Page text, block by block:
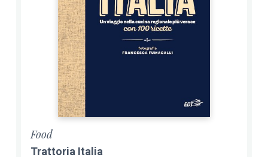
Food
Trattoria Italia